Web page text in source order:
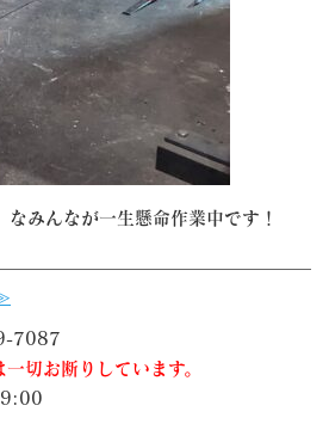
みんなが一生懸命作業中です！
7087
切お断りしています。